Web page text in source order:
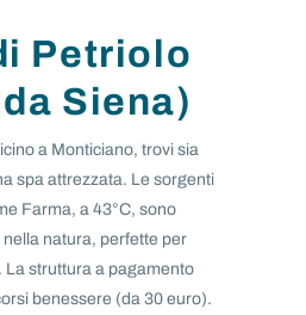
Petriolo
Siena)
a Monticiano, trovi sia
spa attrezzata. Le sorgenti
Farma, a 43°C, sono
natura, perfette per
La struttura a pagamento
benessere (da 30 euro).